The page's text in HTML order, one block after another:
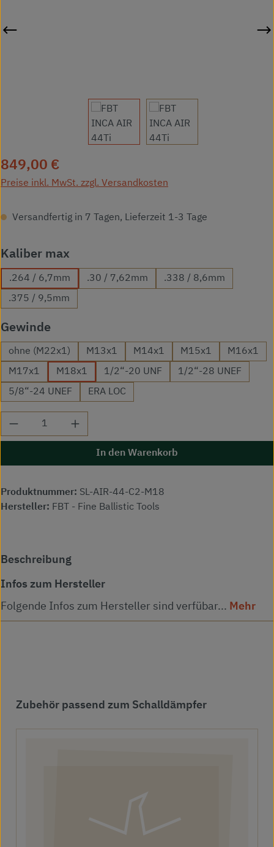
Regulärer Preis:
849,00 €
Preise inkl. MwSt. zzgl. Versandkosten
Versandfertig in 7 Tagen, Lieferzeit 1-3 Tage
Kaliber max
.264 / 6,7mm .30 / 7,62mm .338 / 8,6mm
.375 / 9,5mm
Gewindeauswählen
ohne (M22x1) M13x1 M14x1 M15x1 M16x1
M17x1 M18x1 1/2“-20 UNF 1/2“-28 UNEF
5/8“-24 UNEF ERA LOC
Produkt Anzahl: Gib den gewünschten
In den Warenkorb
Produktnummer: SL-AIR-44-C2-M18
Hersteller: FBT - Fine Ballistic Tools
Beschreibung
Infos zum Hersteller
Folgende Infos zum Hersteller sind verfübar... Mehr
Produktgalerie überspringen
Zubehör passend zum Schalldämpfer